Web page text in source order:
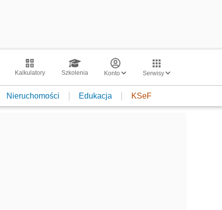
Kalkulatory Szkolenia Konto Serwisy
Nieruchomości Edukacja KSeF